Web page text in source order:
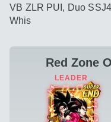
VB ZLR PUI, Duo
Whis
Red Zone